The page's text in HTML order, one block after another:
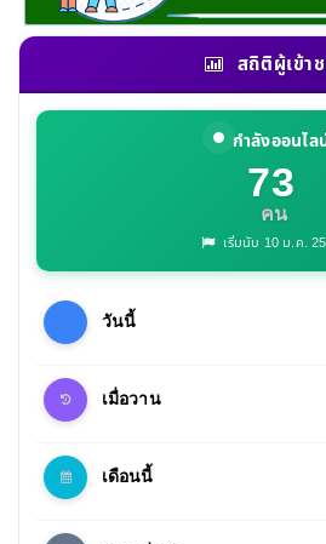
สถิติผู้เข้า
กำลังออนไล
73
คน
เริ่มนับ 10 ม.ค.
วันนี้
เมื่อวาน
เดือนนี้